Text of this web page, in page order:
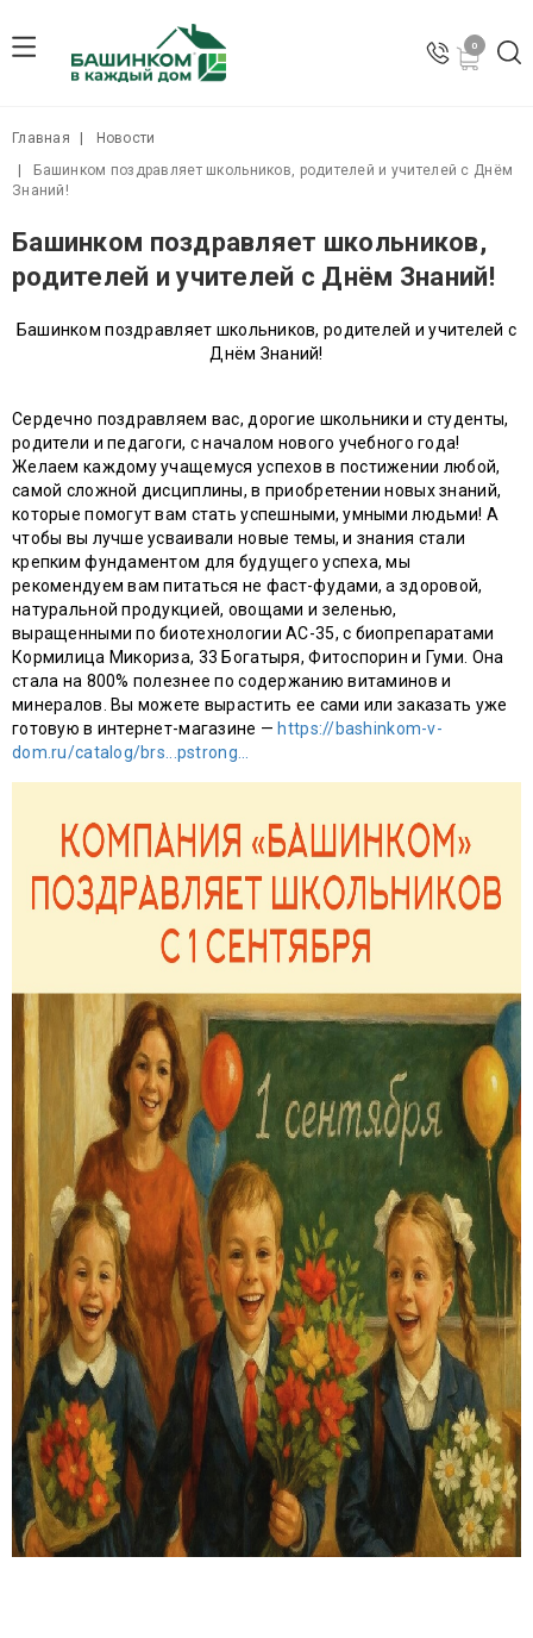
0
Главная
Новости
Башинком поздравляет школьников, родителей и учителей с Днём
Знаний!
Башинком поздравляет школьников,
родителей и учителей с Днём Знаний!
Башинком поздравляет школьников, родителей и учителей с
Днём Знаний!
Сердечно поздравляем вас, дорогие школьники и студенты,
родители и педагоги, с началом нового учебного года!
Желаем каждому учащемуся успехов в постижении любой,
самой сложной дисциплины, в приобретении новых знаний,
которые помогут вам стать успешными, умными людьми! А
чтобы вы лучше усваивали новые темы, и знания стали
крепким фундаментом для будущего успеха, мы
рекомендуем вам питаться не фаст-фудами, а здоровой,
натуральной продукцией, овощами и зеленью,
выращенными по биотехнологии АС-35, с биопрепаратами
Кормилица Микориза, 33 Богатыря, Фитоспорин и Гуми. Она
стала на 800% полезнее по содержанию витаминов и
минералов. Вы можете вырастить ее сами или заказать уже
готовую в интернет-магазине — https://bashinkom-v-
dom.ru/catalog/brs...pstrong...